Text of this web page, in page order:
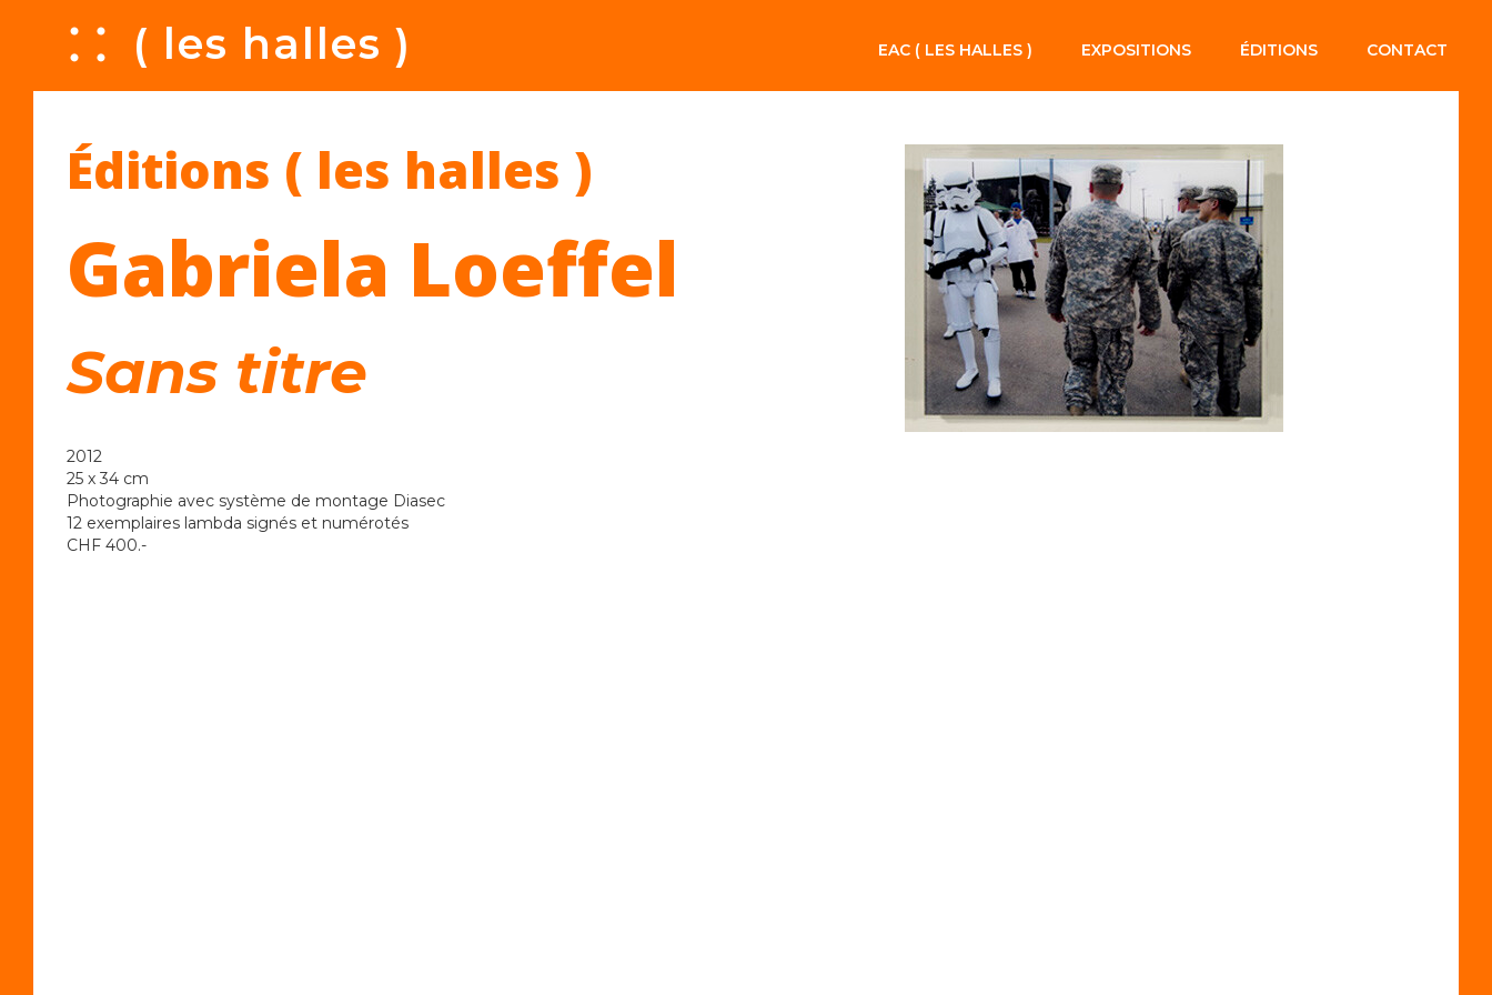
A ( les halles ) EAC ( LES HALLES ) EXPOSITIONS ÉDITIONS CONTACT
Éditions ( les halles )
Gabriela Loeffel
Sans titre
2012
25 x 34 cm
Photographie avec système de montage Diasec
12 exemplaires lambda signés et numérotés
CHF 400.-